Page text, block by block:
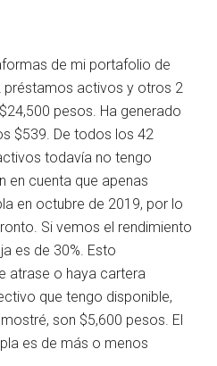
de mi portafolio de
préstamos activos y otros 2
pesos. Ha generado
$539. De todos los 42
todavía no tengo
en cuenta que apenas
en octubre de 2019, por lo
Si vemos el rendimiento
es de 30%. Esto
atrase o haya cartera
que tengo disponible,
son $5,600 pesos. El
es de más o menos